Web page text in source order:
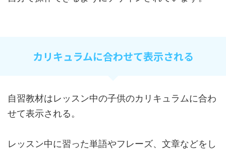
カリキュラムに合わせて表示される
自習教材はレッスン中の子供のカリキュラムに合わ
せて表示される。
レッスン中に習った単語やフレーズ、文章などをし